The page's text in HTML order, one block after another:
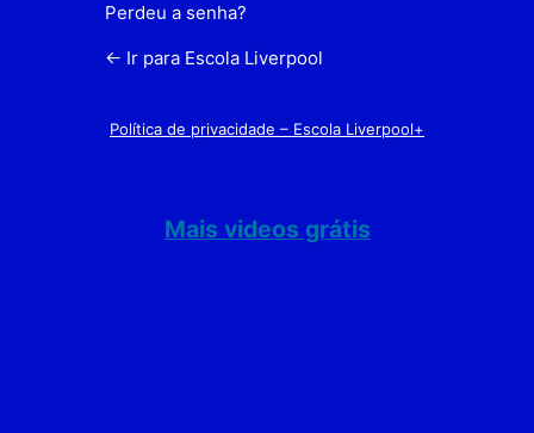
Perdeu a senha?
← Ir para Escola Liverpool
Política de privacidade – Escola Liverpool+
Mais videos grátis